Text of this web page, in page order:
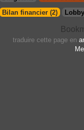
Bilan financier (2)
traduire cette page en